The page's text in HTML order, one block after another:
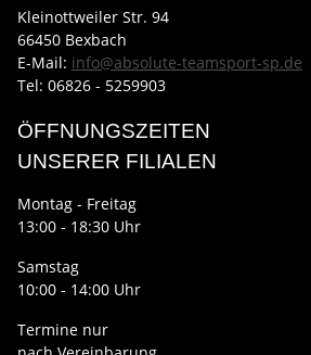
Kleinottweiler Str. 94
66450 Bexbach
E-Mail: info@absolute-teamsport-sp.de
Tel: 06826 - 5259903
ÖFFNUNGSZEITEN
UNSERER FILIALEN
Montag - Freitag
13:00 - 18:30 Uhr
Samstag
10:00 - 14:00 Uhr
Termine nur